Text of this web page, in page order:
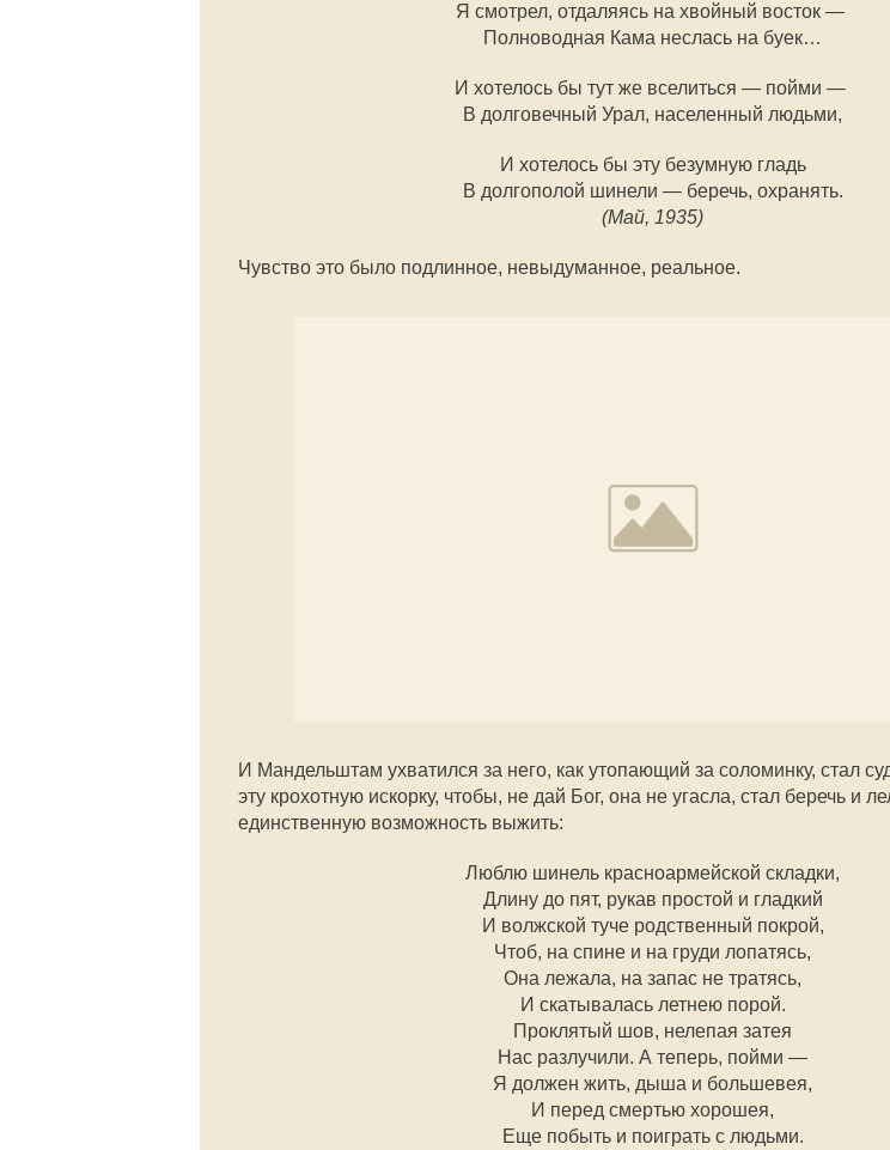
Я смотрел, отдаляясь на хвойный восток —
Полноводная Кама неслась на буек…
И хотелось бы тут же вселиться — пойми —
В долговечный Урал, населенный людьми,
И хотелось бы эту безумную гладь
В долгополой шинели — беречь, охранять.
(Май, 1935)
Чувство это было подлинное, невыдуманное, реальное.
И Мандельштам ухватился за него, как утопающий за соломинку, стал
эту крохотную искорку, чтобы, не дай Бог, она не угасла, стал беречь и
единственную возможность выжить:
Люблю шинель красноармейской складки,
Длину до пят, рукав простой и гладкий
И волжской туче родственный покрой,
Чтоб, на спине и на груди лопатясь,
Она лежала, на запас не тратясь,
И скатывалась летнею порой.
Проклятый шов, нелепая затея
Нас разлучили. А теперь, пойми —
Я должен жить, дыша и большевея,
И перед смертью хорошея,
Еще побыть и поиграть с людьми.